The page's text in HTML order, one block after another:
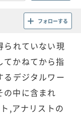
フォローする
られていない現
てかねてから指
デジタルワー
の中に含まれ
,アナリストの